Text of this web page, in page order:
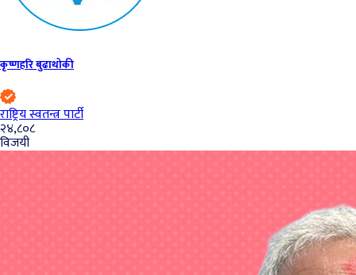
कृष्णहरि बुढाथोकी
राष्ट्रिय स्वतन्त्र पार्टी
२४,८०८
विजयी